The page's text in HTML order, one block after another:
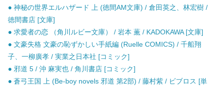
● 神秘の世界エルハザード 上 (徳間AM文庫) / 倉田英之、林宏樹 /
徳間書店 [文庫]
● 求愛者の恋 （角川ルビー文庫） / 岩本 薫 / KADOKAWA [文庫]
● 文豪失格 文豪の恥ずかしい手紙編 (Ruelle COMICS) / 千船翔
子、一柳廣孝 / 実業之日本社 [コミック]
● 邪道 5 / 沖 麻実也 / 角川書店 [コミック]
● 蒼弓王国 上 (Be-boy novels 邪道 第2部) / 藤村紫 / ビブロス [単